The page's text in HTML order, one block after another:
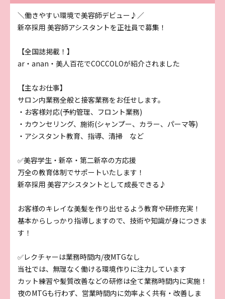
＼働きやすい環境で美容師デビュー♪／
新卒採用 美容師アシスタントを正社員で募集！
【全国誌掲載！】
ar・anan・美人百花でCOCCOLOが紹介されました
【主なお仕事】
サロン内業務全般と接客業務をお任せします。
・お客様対応(予約管理、フロント業務)
・カウンセリング、施術(シャンプー、カラー、パーマ等)
・アシスタント教育、指導、清掃 など
✅美容学生・新卒・第二新卒の方応援
万全の教育体制でサポートいたします！
新卒採用 美容アシスタントとして成長できる♪
お客様のキレイな美髪を作り出せるよう教育や研修充実！
基本からしっかり指導しますので、技術や知識が身につきま
す！
✅レクチャーは業務時間内/夜MTGなし
当社では、無理なく働ける環境作りに注力しています
カット練習や髪質改善などの研修は全て業務時間内に実施！
夜のMTGも行わず、営業時間内に効率よく共有・改善しま